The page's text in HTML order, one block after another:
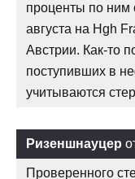
проценты по ним
августа на Hgh
Австрии. Как-то
поступивших в
учитываются
Ризеншнауцер
Проверенного